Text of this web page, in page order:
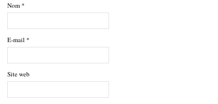
Nom *
E-mail *
Site web